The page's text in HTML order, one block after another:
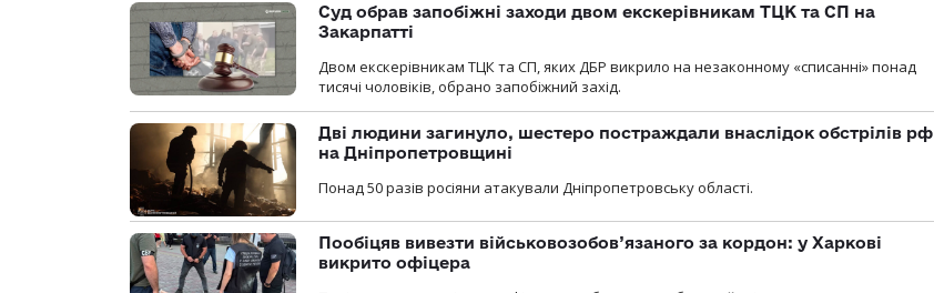
Суд обрав запобіжні заходи двом екскерівникам ТЦК та СП на
Закарпатті
Двом екскерівникам ТЦК та СП, яких ДБР викрило на незаконному «списанні» понад
тисячі чоловіків, обрано запобіжний захід.
Дві людини загинуло, шестеро постраждали внаслідок обстрілів рф
на Дніпропетровщині
Понад 50 разів росіяни атакували Дніпропетровську області.
Пообіцяв вивезти військовозобов’язаного за кордон: у Харкові
викрито офіцера